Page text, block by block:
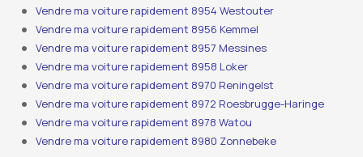
Vendre ma voiture rapidement 8954 Westouter
Vendre ma voiture rapidement 8956 Kemmel
Vendre ma voiture rapidement 8957 Messines
Vendre ma voiture rapidement 8958 Loker
Vendre ma voiture rapidement 8970 Reningelst
Vendre ma voiture rapidement 8972 Roesbrugge-Haringe
Vendre ma voiture rapidement 8978 Watou
Vendre ma voiture rapidement 8980 Zonnebeke